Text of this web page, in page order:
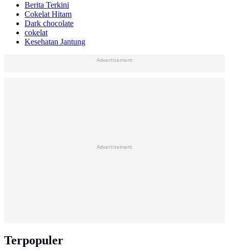
Berita Terkini
Cokelat Hitam
Dark chocolate
cokelat
Kesehatan Jantung
Advertisement
Advertisement
Terpopuler